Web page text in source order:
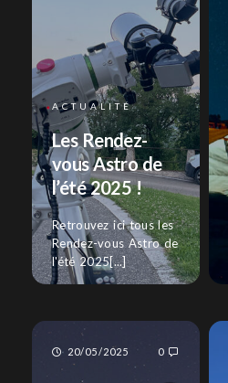
ACTUALITÉ
Les Rendez-
vous Astro de
l’été 2025 !
Retrouvez ici tous les
Rendez-vous Astro de
l'été 2025[...]
20/05/2025 0